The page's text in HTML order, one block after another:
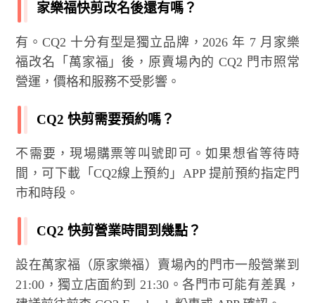
家樂福快剪改名後還有嗎？
有。CQ2 十分有型是獨立品牌，2026 年 7 月家樂
福改名「萬家福」後，原賣場內的 CQ2 門市照常
營運，價格和服務不受影響。
CQ2 快剪需要預約嗎？
不需要，現場購票等叫號即可。如果想省等待時
間，可下載「CQ2線上預約」APP 提前預約指定門
市和時段。
CQ2 快剪營業時間到幾點？
設在萬家福（原家樂福）賣場內的門市一般營業到
21:00，獨立店面約到 21:30。各門市可能有差異，